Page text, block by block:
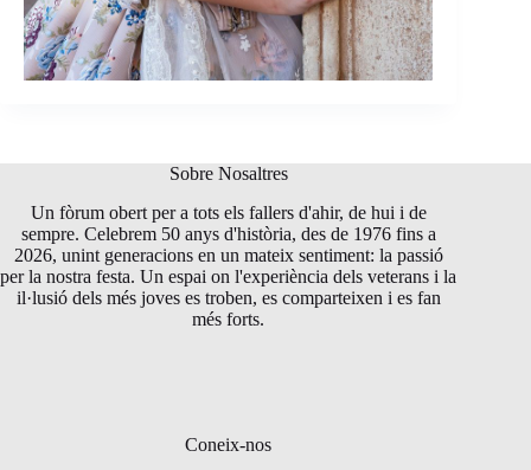
Sobre Nosaltres
Un fòrum obert per a tots els fallers d'ahir, de hui i de
sempre. Celebrem 50 anys d'història, des de 1976 fins a
2026, unint generacions en un mateix sentiment: la passió
per la nostra festa. Un espai on l'experiència dels veterans i la
il·lusió dels més joves es troben, es comparteixen i es fan
més forts.
Coneix-nos